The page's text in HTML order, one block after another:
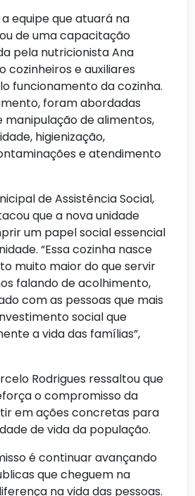
a equipe que atuará na
de uma capacitação
pela nutricionista Ana
cozinheiros e auxiliares
funcionamento da cozinha.
foram abordadas
manipulação de alimentos,
higienização,
e atendimento
de Assistência Social,
que a nova unidade
um papel social essencial
“Essa cozinha nasce
muito maior do que servir
falando de acolhimento,
com as pessoas que mais
social que
a vida das famílias”,
Rodrigues ressaltou que
o compromisso da
em ações concretas para
de vida da população.
é continuar avançando
que cheguem na
na vida das pessoas.